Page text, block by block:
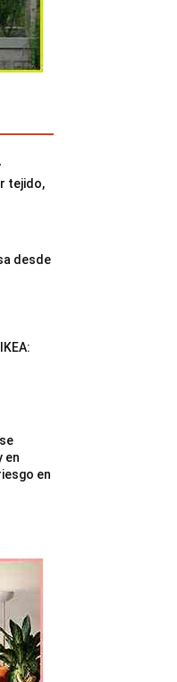
tejido,
desde
en
en